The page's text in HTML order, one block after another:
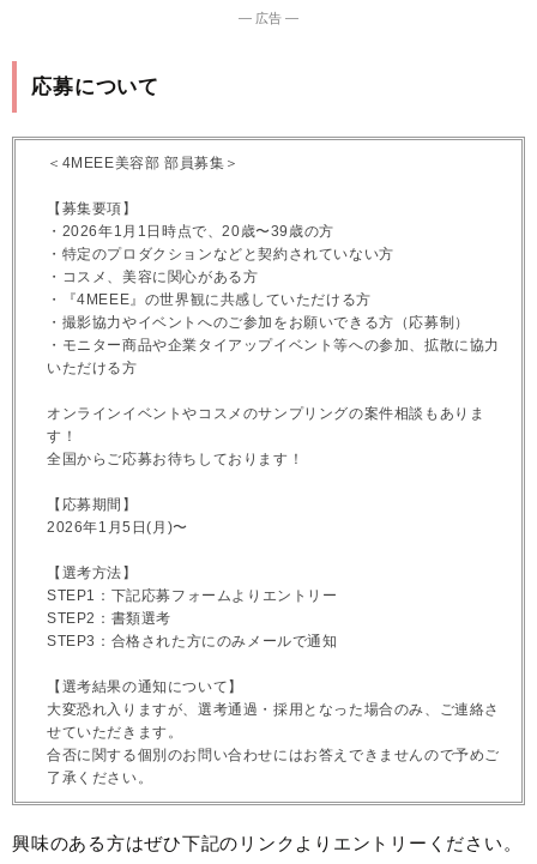
― 広告 ―
応募について
＜4MEEE美容部 部員募集＞
【募集要項】
・2026年1月1日時点で、20歳〜39歳の方
・特定のプロダクションなどと契約されていない方
・コスメ、美容に関心がある方
・『4MEEE』の世界観に共感していただける方
・撮影協力やイベントへのご参加をお願いできる方（応募制）
・モニター商品や企業タイアップイベント等への参加、拡散に協力
いただける方
オンラインイベントやコスメのサンプリングの案件相談もありま
す！
全国からご応募お待ちしております！
【応募期間】
2026年1月5日(月)〜
【選考方法】
STEP1：下記応募フォームよりエントリー
STEP2：書類選考
STEP3：合格された方にのみメールで通知
【選考結果の通知について】
大変恐れ入りますが、選考通過・採用となった場合のみ、ご連絡さ
せていただきます。
合否に関する個別のお問い合わせにはお答えできませんので予めご
了承ください。
興味のある方はぜひ下記のリンクよりエントリーください。